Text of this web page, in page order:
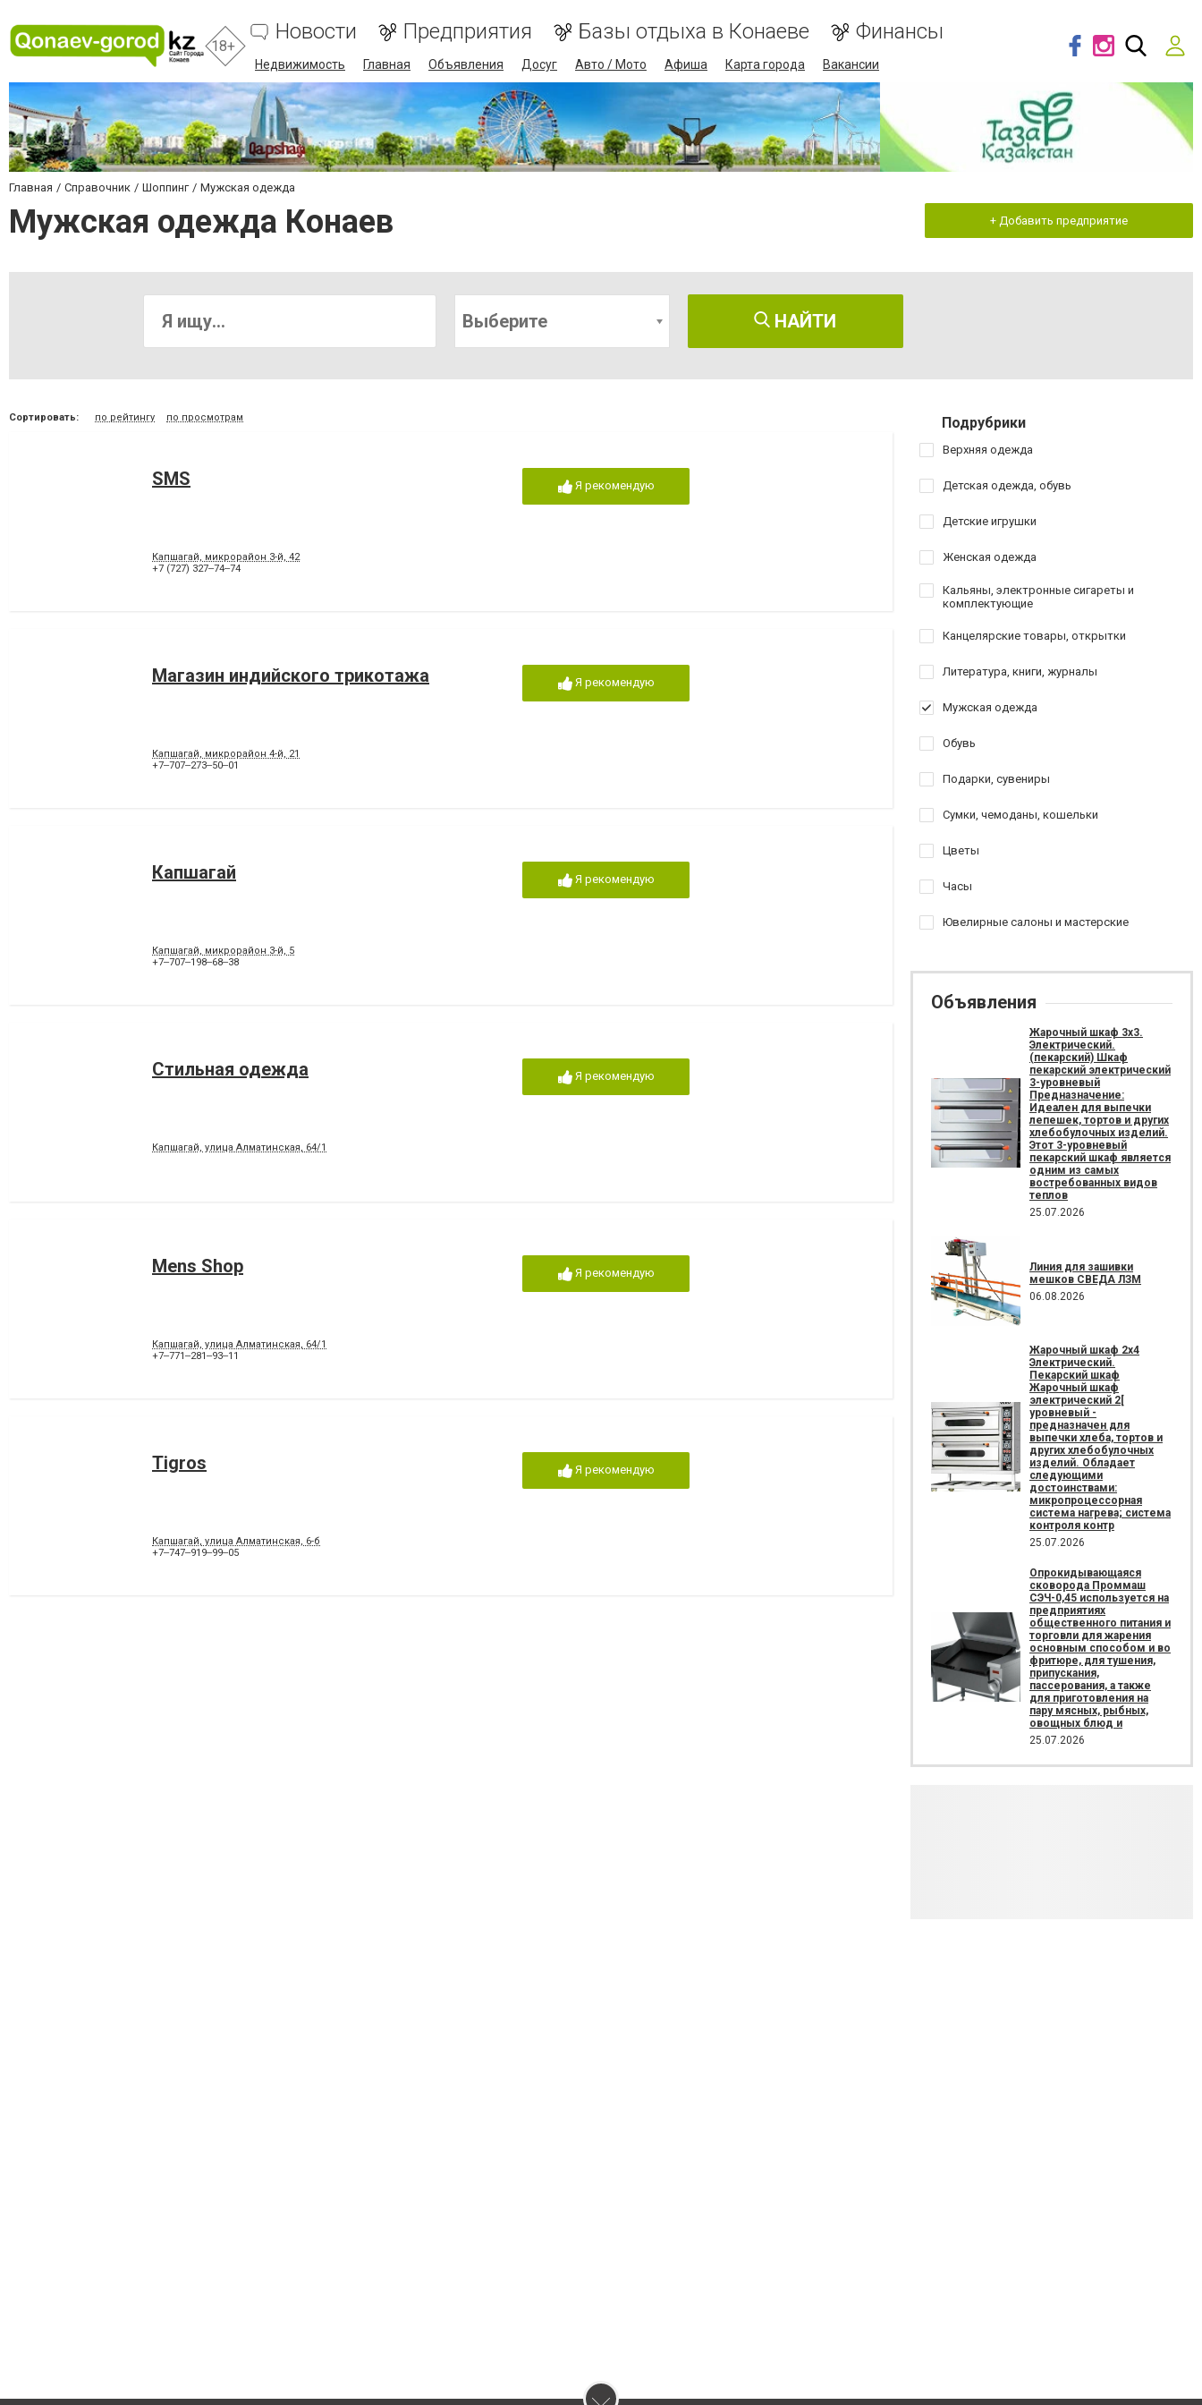
18+
Новости Предприятия Базы отдыха в Конаеве Финансы
Недвижимость Главная Объявления Досуг Авто / Мото Афиша Карта города Вакансии
Главная Справочник Шоппинг Мужская одежда
Мужская одежда Конаев + Добавить предприятие
Выберите НАЙТИ
Сортировать: по рейтингу по просмотрам
SMS
Капшагай, микрорайон 3-й, 42
+7 (727) 327‒74‒74
Я рекомендую
Магазин индийского трикотажа
Капшагай, микрорайон 4-й, 21
+7‒707‒273‒50‒01
Я рекомендую
Капшагай
Капшагай, микрорайон 3-й, 5
+7‒707‒198‒68‒38
Я рекомендую
Стильная одежда
Капшагай, улица Алматинская, 64/1
Я рекомендую
Mens Shop
Капшагай, улица Алматинская, 64/1
+7‒771‒281‒93‒11
Я рекомендую
Tigros
Капшагай, улица Алматинская, 6-б
+7‒747‒919‒99‒05
Я рекомендую
Подрубрики
Верхняя одежда
Детская одежда, обувь
Детские игрушки
Женская одежда
Кальяны, электронные сигареты и
комплектующие
Канцелярские товары, открытки
Литература, книги, журналы
Мужская одежда
Обувь
Подарки, сувениры
Сумки, чемоданы, кошельки
Цветы
Часы
Ювелирные салоны и мастерские
Объявления
Жарочный шкаф 3х3.
Электрический.
(пекарский) Шкаф
пекарский электрический
3-уровневый
Предназначение:
Идеален для выпечки
лепешек, тортов и других
хлебобулочных изделий.
Этот 3-уровневый
пекарский шкаф является
одним из самых
востребованных видов
теплов
25.07.2026
Линия для зашивки
мешков СВЕДА ЛЗМ
06.08.2026
Жарочный шкаф 2х4
Электрический.
Пекарский шкаф
Жарочный шкаф
электрический 2[
уровневый -
предназначен для
выпечки хлеба, тортов и
других хлебобулочных
изделий. Обладает
следующими
достоинствами:
микропроцессорная
система нагрева; система
контроля контр
25.07.2026
Опрокидывающаяся
сковорода Проммаш
СЭЧ-0,45 используется на
предприятиях
общественного питания и
торговли для жарения
основным способом и во
фритюре, для тушения,
припускания,
пассерования, а также
для приготовления на
пару мясных, рыбных,
овощных блюд и
25.07.2026